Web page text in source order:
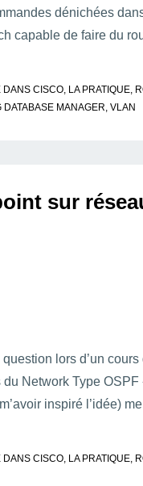
dénichées
capable de faire du
DANS CISCO, LA PRATIQUE,
DATABASE MANAGER, VLAN
sur
lors d’un
Network Type OSPF
inspiré l’idée)
DANS CISCO, LA PRATIQUE,